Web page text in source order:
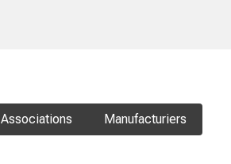
Associations Manufacturiers